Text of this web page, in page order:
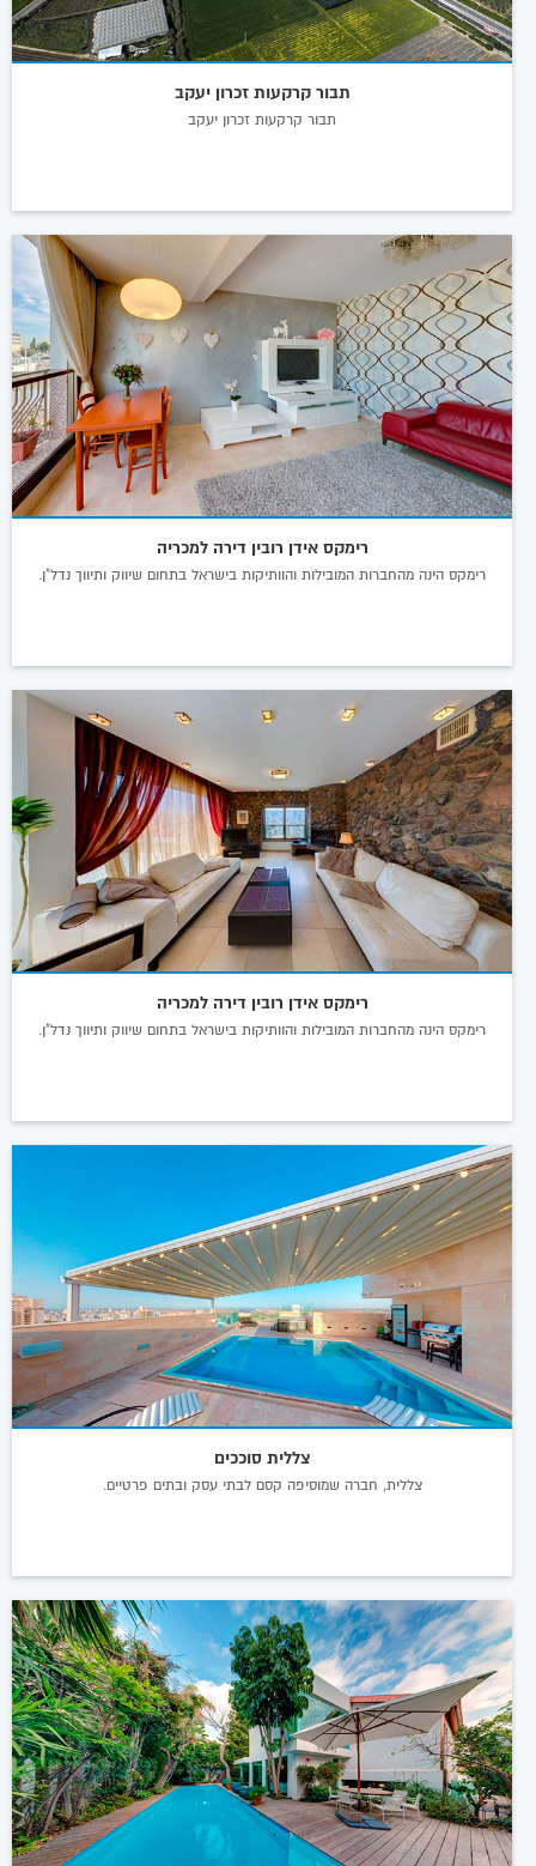
תבור קרקעות זכרון יעקב
תבור קרקעות זכרון יעקב
רימקס אידן רובין דירה למכריה
רימקס הינה מהחברות המובילות והוותיקות בישראל בתחום שיווק ותיווך נדל"ן.
רימקס אידן רובין דירה למכריה
רימקס הינה מהחברות המובילות והוותיקות בישראל בתחום שיווק ותיווך נדל"ן.
צללית סוככים
צללית, חברה שמוסיפה קסם לבתי עסק ובתים פרטיים.